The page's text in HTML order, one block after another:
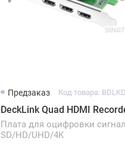
Предзаказ
DeckLink Quad HDMI
Плата для оцифровки
SD/HD/UHD/4K